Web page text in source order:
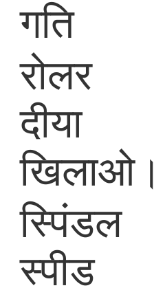
गति
रोलर
दीया
खिलाओ।
स्पिंडल
स्पीड